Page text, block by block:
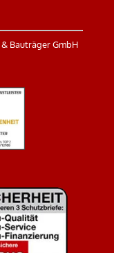
Bauträger GmbH